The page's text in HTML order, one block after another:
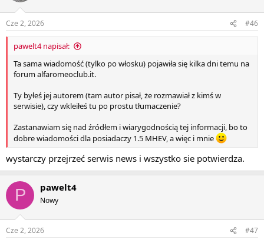
2. Hydrauliczny napinacz łańcucha został przeprojektowany
wewnętrznie, aby zapewnić minimalne napięcie mechaniczne nawet
przy wyłączonym silniku, zapobiegając „uderzeniom” łańcucha
podczas ponownego uruchamiania.
3. Górny ślizg został zmodyfikowany w celu wyeliminowania drgań,
a tym samym wstrząsów, tak aby w razie ich wystąpienia nie doszło
4. Zmodyfikowano elektroniczne sterowanie jednostką sterującą
silnikiem; jednostka sterująca teraz steruje natychmiastowym
wzrostem ciśnienia oleju, co powoduje natychmiastową aktywację
napinacza łańcucha.
Cze 2, 2026 #46
pawelt4 napisał:
Ta sama wiadomość (tylko po włosku) pojawiła się kilka dni temu na
forum alfaromeoclub.it.
Ty byłeś jej autorem (tam autor pisał, że rozmawiał z kimś w
serwisie), czy wkleiłeś tu po prostu tłumaczenie?
Zastanawiam się nad źródłem i wiarygodnością tej informacji, bo to
dobre wiadomości dla posiadaczy 1.5 MHEV, a więc i mnie
wystarczy przejrzeć serwis news i wszystko sie potwierdza.
P pawelt4
Nowy
Cze 2, 2026 #47